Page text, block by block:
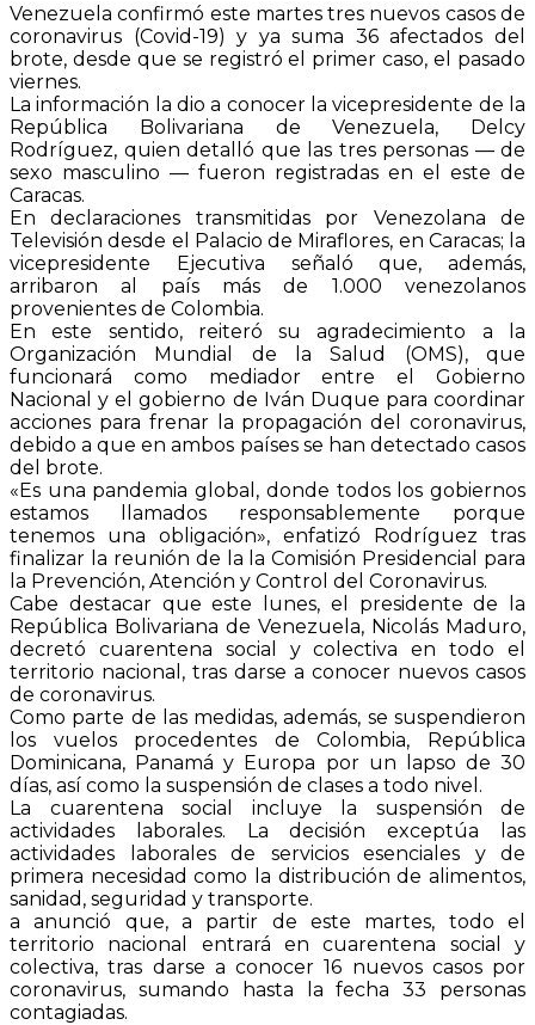
Venezuela confirmó este martes tres nuevos casos de
coronavirus (Covid-19) y ya suma 36 afectados del
brote, desde que se registró el primer caso, el pasado
viernes.
La información la dio a conocer la vicepresidente de la
República Bolivariana de Venezuela, Delcy
Rodríguez, quien detalló que las tres personas — de
sexo masculino — fueron registradas en el este de
Caracas.
En declaraciones transmitidas por Venezolana de
Televisión desde el Palacio de Miraflores, en Caracas; la
vicepresidente Ejecutiva señaló que, además,
arribaron al país más de 1.000 venezolanos
provenientes de Colombia.
En este sentido, reiteró su agradecimiento a la
Organización Mundial de la Salud (OMS), que
funcionará como mediador entre el Gobierno
Nacional y el gobierno de Iván Duque para coordinar
acciones para frenar la propagación del coronavirus,
debido a que en ambos países se han detectado casos
del brote.
«Es una pandemia global, donde todos los gobiernos
estamos llamados responsablemente porque
tenemos una obligación», enfatizó Rodríguez tras
finalizar la reunión de la la Comisión Presidencial para
la Prevención, Atención y Control del Coronavirus.
Cabe destacar que este lunes, el presidente de la
República Bolivariana de Venezuela, Nicolás Maduro,
decretó cuarentena social y colectiva en todo el
territorio nacional, tras darse a conocer nuevos casos
de coronavirus.
Como parte de las medidas, además, se suspendieron
los vuelos procedentes de Colombia, República
Dominicana, Panamá y Europa por un lapso de 30
días, así como la suspensión de clases a todo nivel.
La cuarentena social incluye la suspensión de
actividades laborales. La decisión exceptúa las
actividades laborales de servicios esenciales y de
primera necesidad como la distribución de alimentos,
sanidad, seguridad y transporte.
a anunció que, a partir de este martes, todo el
territorio nacional entrará en cuarentena social y
colectiva, tras darse a conocer 16 nuevos casos por
coronavirus, sumando hasta la fecha 33 personas
contagiadas.